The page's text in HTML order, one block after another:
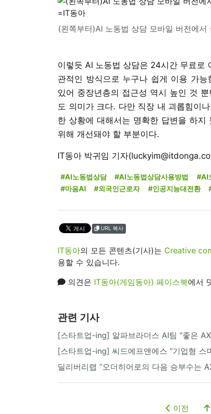
(왼쪽부터)AI 노동법 상담 모바일 버전에
이렇듯 AI 노동법 상담은 24시간 무료로
관적인 방식으로 누구나 쉽게 이용 가
있어 중장년층의 접근성 역시 높인 것
도 의미가 크다. 다만 직장 내 괴롭힘이
한 상황에 대해서는 명확한 답변을 하
위해 개선돼야 할 부분이다.
IT동아 박귀임 기자
#AI노동법상담 #AI노동법상담사용방법 #AI
#마음AI
#외국인근로자 #인공지능대전환
URL 복사
IT동아의 모든 콘텐츠(기사)는 Creative
용할 수 있습니다.
의견은 IT동아(게임동아) 페이스북에서
관련 기사
[스타트업-ing] 알파브라더스 AI팀 "좋은
[스타트업-ing] 씨드에프앤에스 “기업형 스
딜리버리랩 “오더히어로의 다음 승부수는
이전